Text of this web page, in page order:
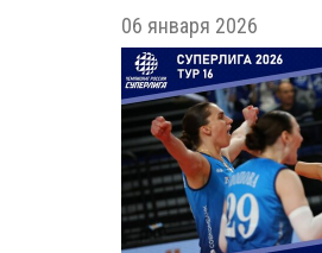
06 января 2026